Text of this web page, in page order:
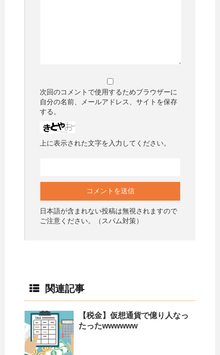
次回のコメントで使用するためブラウザーに
自分の名前、メールアドレス、サイトを保存
する。
上に表示された文字を入力してください。
日本語が含まれない投稿は無視されますので
ご注意ください。（スパム対策）
関連記事
【税金】仮想通貨で億り人なっ
たったwwwwww